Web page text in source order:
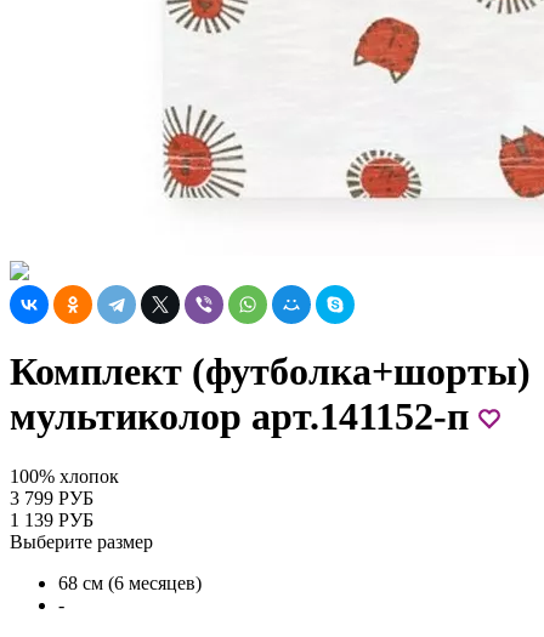
Комплект (футболка+шорты)
мультиколор арт.141152-п
100% хлопок
3 799 РУБ
1 139 РУБ
Выберите размер
68 см (6 месяцев)
-